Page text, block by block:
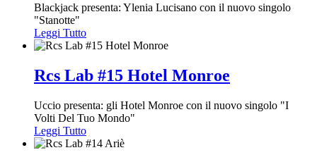
Blackjack presenta: Ylenia Lucisano con il nuovo singolo
"Stanotte"
Leggi Tutto
Rcs Lab #15 Hotel Monroe
Uccio presenta: gli Hotel Monroe con il nuovo singolo "I
Volti Del Tuo Mondo"
Leggi Tutto